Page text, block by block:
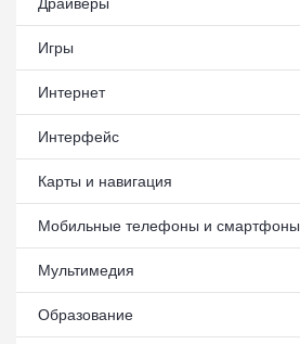
Игры
Интернет
Интерфейс
Карты и навигация
Мобильные телефоны и смартфоны
Мультимедия
Образование